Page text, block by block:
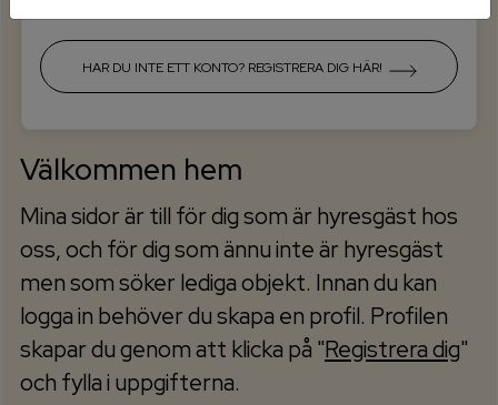
HAR DU INTE ETT KONTO? REGISTRERA DIG HÄR!
Välkommen hem
Mina sidor är till för dig som är hyresgäst hos
oss, och för dig som ännu inte är hyresgäst
men som söker lediga objekt. Innan du kan
logga in behöver du skapa en profil. Profilen
skapar du genom att klicka på "Registrera dig"
och fylla i uppgifterna.